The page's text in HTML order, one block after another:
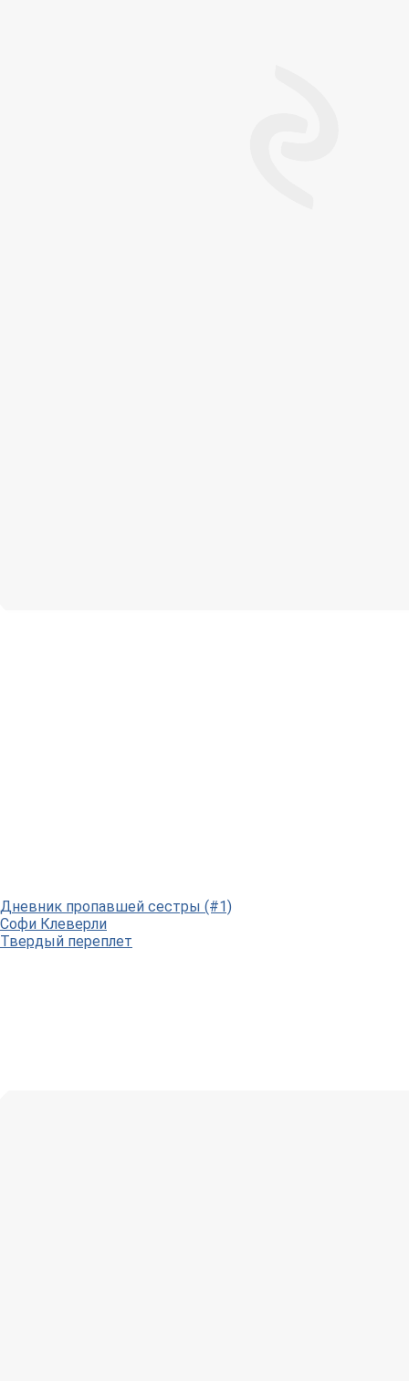
Дневник пропавшей сестры (#1)
Софи Клеверли
Твердый переплет